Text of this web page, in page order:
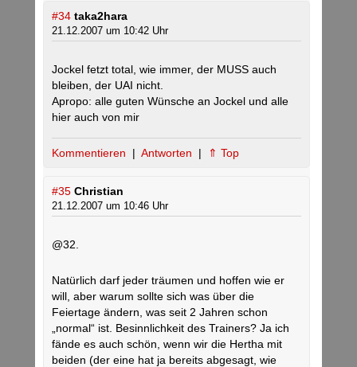
#34 taka2hara
21.12.2007 um 10:42 Uhr
Jockel fetzt total, wie immer, der MUSS auch
bleiben, der UAI nicht.
Apropo: alle guten Wünsche an Jockel und alle
hier auch von mir
Kommentieren | Antworten | ⇑ Top
#35 Christian
21.12.2007 um 10:46 Uhr
@32.
Natürlich darf jeder träumen und hoffen wie er
will, aber warum sollte sich was über die
Feiertage ändern, was seit 2 Jahren schon
„normal“ ist. Besinnlichkeit des Trainers? Ja ich
fände es auch schön, wenn wir die Hertha mit
beiden (der eine hat ja bereits abgesagt, wie